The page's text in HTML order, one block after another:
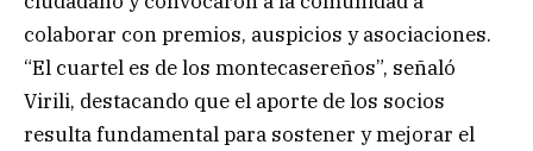
colaborar con premios, auspicios y asociaciones.
“El cuartel es de los montecasereños”, señaló
Virili, destacando que el aporte de los socios
resulta fundamental para sostener y mejorar el